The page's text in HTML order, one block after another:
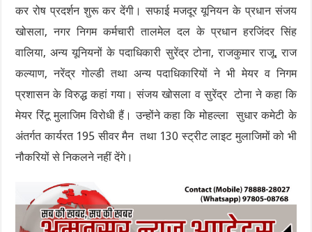
कर रोष प्रदर्शन शुरू कर देंगी। सफाई मजदूर यूनियन के प्रधान संजय
खोसला, नगर निगम कर्मचारी तालमेल दल के प्रधान हरजिंदर सिंह
वालिया, अन्य यूनियनों के पदाधिकारी सुरेंद्र टोना, राजकुमार राजू, राज
कल्याण, नरेंद्र गोल्डी तथा अन्य पदाधिकारियों ने भी मेयर व निगम
प्रशासन के विरुद्ध कहां गया। संजय खोसला व सुरेंद्र टोना ने कहा कि
मेयर रिंटू मुलाजिम विरोधी हैं। उन्होंने कहा कि मोहल्ला सुधार कमेटी के
अंतर्गत कार्यरत 195 सीवर मैन तथा 130 स्ट्रीट लाइट मुलाजिमों को भी
नौकरियों से निकलने नहीं देंगे।